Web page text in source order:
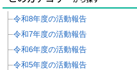
令和8年度の活動報告
令和7年度の活動報告
令和6年度の活動報告
令和5年度の活動報告